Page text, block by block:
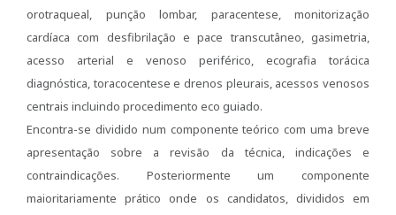
orotraqueal, punção lombar, paracentese, monitorização
cardíaca com desfibrilação e pace transcutâneo, gasimetria,
acesso arterial e venoso periférico, ecografia torácica
diagnóstica, toracocentese e drenos pleurais, acessos venosos
centrais incluindo procedimento eco guiado.
Encontra-se dividido num componente teórico com uma breve
apresentação sobre a revisão da técnica, indicações e
contraindicações. Posteriormente um componente
maioritariamente prático onde os candidatos, divididos em